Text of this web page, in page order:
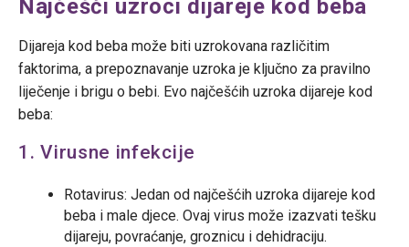
Najčešći uzroci dijareje kod beba
Dijareja kod beba može biti uzrokovana različitim
faktorima, a prepoznavanje uzroka je ključno za pravilno
liječenje i brigu o bebi. Evo najčešćih uzroka dijareje kod
beba:
1. Virusne infekcije
Rotavirus: Jedan od najčešćih uzroka dijareje kod
beba i male djece. Ovaj virus može izazvati tešku
dijareju, povraćanje, groznicu i dehidraciju.